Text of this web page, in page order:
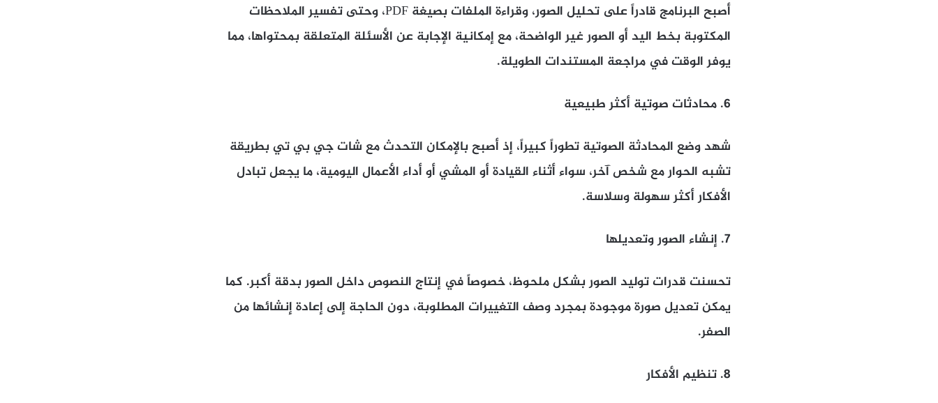
أصبح البرنامج قادراً على تحليل الصور، وقراءة الملفات بصيغة PDF، وحتى تفسير الملاحظات
المكتوبة بخط اليد أو الصور غير الواضحة، مع إمكانية الإجابة عن الأسئلة المتعلقة بمحتواها، مما
يوفر الوقت في مراجعة المستندات الطويلة.
6. محادثات صوتية أكثر طبيعية
شهد وضع المحادثة الصوتية تطوراً كبيراً، إذ أصبح بالإمكان التحدث مع شات جي بي تي بطريقة
تشبه الحوار مع شخص آخر، سواء أثناء القيادة أو المشي أو أداء الأعمال اليومية، ما يجعل تبادل
الأفكار أكثر سهولة وسلاسة.
7. إنشاء الصور وتعديلها
تحسنت قدرات توليد الصور بشكل ملحوظ، خصوصاً في إنتاج النصوص داخل الصور بدقة أكبر. كما
يمكن تعديل صورة موجودة بمجرد وصف التغييرات المطلوبة، دون الحاجة إلى إعادة إنشائها من
الصفر.
8. تنظيم الأفكار